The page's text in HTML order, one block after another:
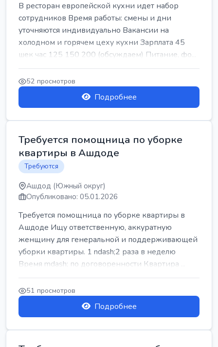
В ресторан европейской кухни идет набор
сотрудников Время работы: смены и дни
уточняются индивидуально Вакансии на
холодном и горячем цеху кухни Зарплата 45
шек час 125 150 200 (обсуждаем) Питание, фо...
52 просмотров
Подробнее
Требуется помощница по уборке
квартиры в Ашдоде
Требуются
Ашдод (Южный округ)
Опубликовано: 05.01.2026
Требуется помощница по уборке квартиры в
Ашдоде Ищу ответственную, аккуратную
женщину для генеральной и поддерживающей
уборки квартиры. 1 ndash;2 раза в неделю
Время mdash; по договоренности Квартира ...
51 просмотров
Подробнее